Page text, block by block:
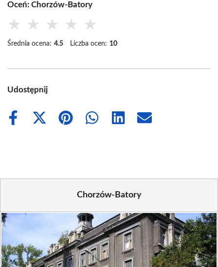
Oceń: Chorzów-Batory
★ ★ ★ ★ ★
Średnia ocena: 4.5 Liczba ocen: 10
Udostępnij
Share
Share
Share
Share
Share
Share
Chorzów-Batory